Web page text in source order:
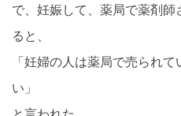
で、妊娠して、薬局で薬剤
ると、
「妊婦の人は薬局で売られ
い」